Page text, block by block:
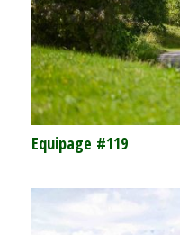
Equipage #119